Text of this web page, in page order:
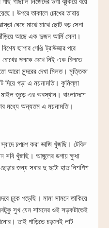
উপরে তাকালে চোখের তারায়
ঘেষে মাঝে মাঝে ছোট বড় সেনা
আছে এক দুজন আর্মি সেনা।
ছাপার গেঞ্জি ট্রাউজার পরে
চোখের পলকে দেখে নিই এক চিলতে
আরো সুন্দরের দেখা মিলত। মৃত্তিকা
দিয়ে গড়া এ ময়নামতি। কুমিল্লা
মাইল জুড়ে এর অবস্থান। বাংলাদেশে
মধ্যে অন্যতম এ ময়নামতি।
চপচপ করা ভাজি খুঁজছি। টেবিল
সবি খুঁজছি। আঙ্গুলের ডগায় ক্ষুধা
জন্য সবার দু দুটো হাত নিশপিশ
ঢুকে পড়েছি। মামা সামনে তাকিয়ে
সুখ যেন সামনের ওই সড়কটাতেই
তাই গাড়িতে চড়লেই লাট